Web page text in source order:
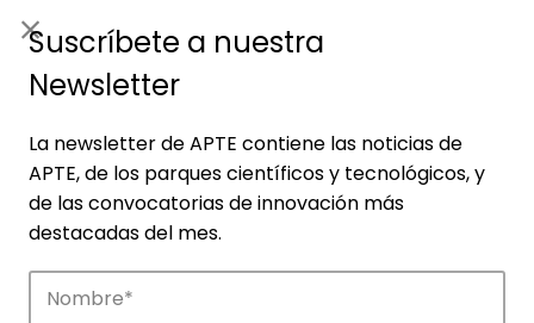
Suscríbete a nuestra
Newsletter
La newsletter de APTE contiene las noticias de
APTE, de los parques científicos y tecnológicos, y
de las convocatorias de innovación más
destacadas del mes.